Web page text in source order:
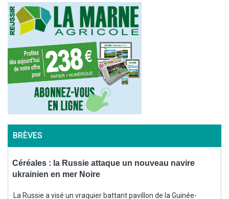
BRÈVES
Céréales : la Russie attaque un nouveau navire
ukrainien en mer Noire
La Russie a visé un vraquier battant pavillon de la Guinée-